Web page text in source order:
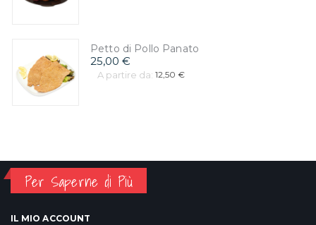
Petto di Pollo Panato
25,00 €
A partire da: 12,50 €
Per Saperne di Più
IL MIO ACCOUNT